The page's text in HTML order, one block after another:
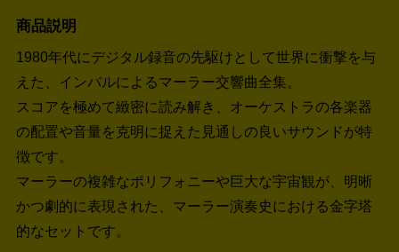
商品説明
1980年代にデジタル録音の先駆けとして世界に衝撃を与
えた、インバルによるマーラー交響曲全集。
スコアを極めて緻密に読み解き、オーケストラの各楽器
の配置や音量を克明に捉えた見通しの良いサウンドが特
徴です。
マーラーの複雑なポリフォニーや巨大な宇宙観が、明晰
かつ劇的に表現された、マーラー演奏史における金字塔
的なセットです。